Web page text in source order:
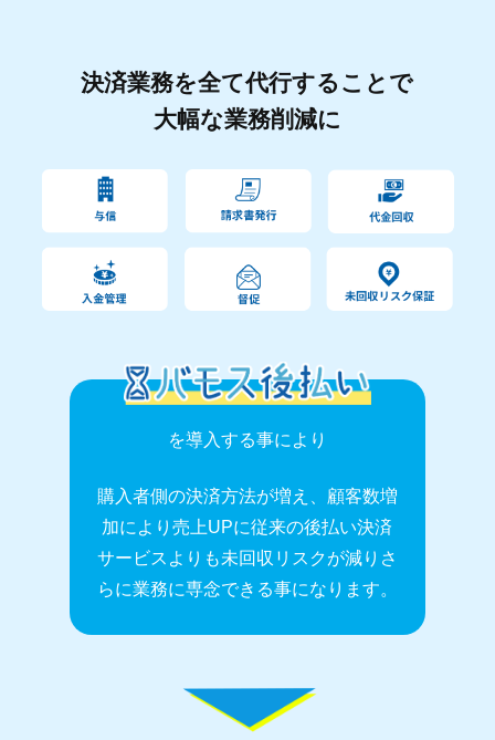
決済業務を全て代行することで
大幅な業務削減に
を導入する事により
購入者側の決済方法が増え、顧客数増
加により売上UPに従来の後払い決済
サービスよりも未回収リスクが減り さ
らに業務に専念できる事になります。